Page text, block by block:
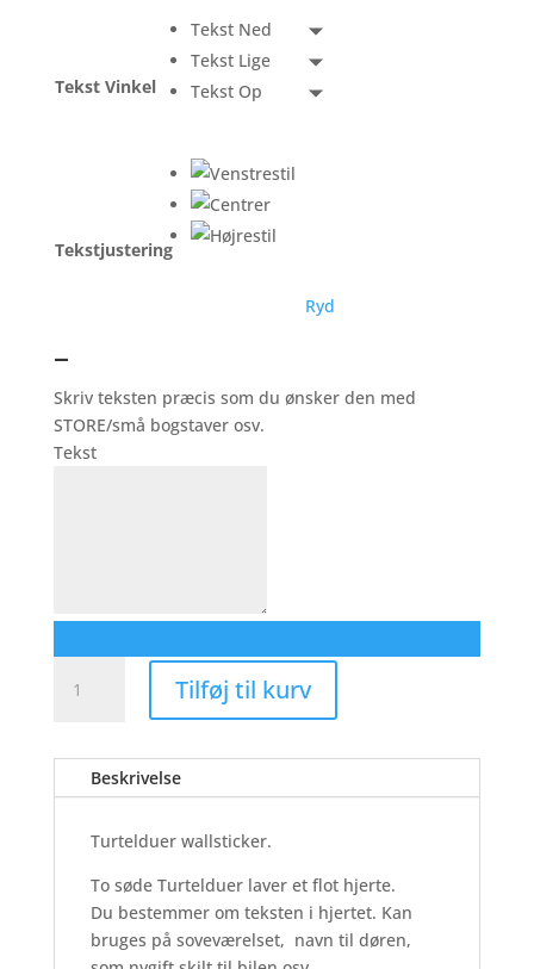
Tekst Vinkel
Tekst Ned
Tekst Lige
Tekst Op
Tekstjustering
Ryd
–
Skriv teksten præcis som du ønsker den med
STORE/små bogstaver osv.
Tekst
Tilføj til kurv
Beskrivelse
Turtelduer wallsticker.
To søde Turtelduer laver et flot hjerte.
Du bestemmer om teksten i hjertet. Kan
bruges på soveværelset, navn til døren,